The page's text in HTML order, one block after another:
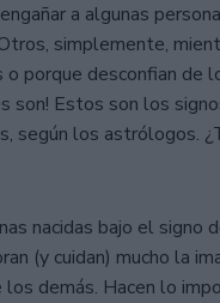
a algunas
simplemente,
porque desconfian de
son! Estos son los
según los astrólogos.
nacidas bajo el signo
(y cuidan) mucho la
demás. Hacen lo